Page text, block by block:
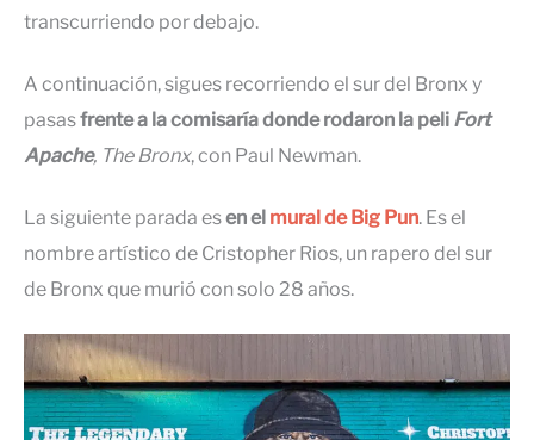
transcurriendo por debajo.
A continuación, sigues recorriendo el sur del Bronx y
pasasfrente a la comisaría donde rodaron la peli Fort
Apache, The Bronx, con Paul Newman.
La siguiente parada esen el mural de Big Pun. Es el
nombre artístico de Cristopher Rios, un rapero del sur
de Bronx que murió con solo 28 años.